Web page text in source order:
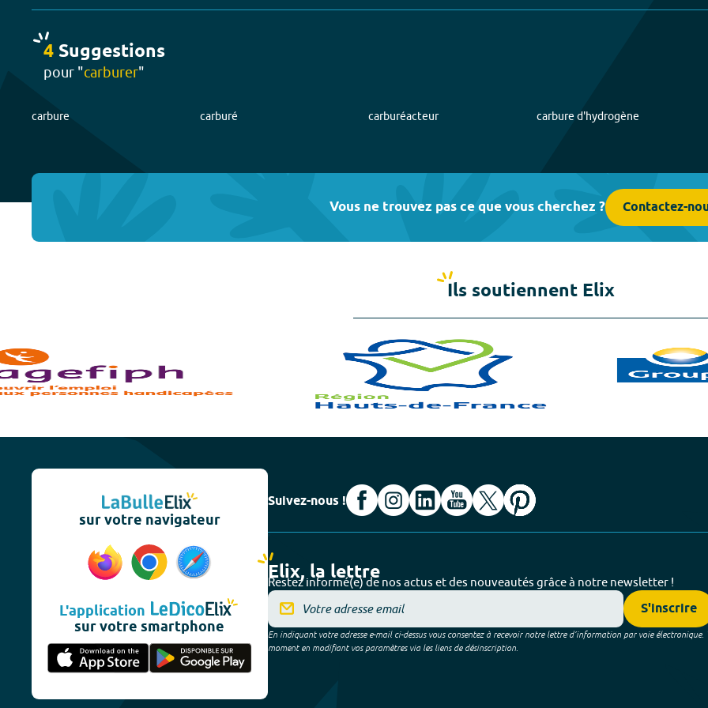
4 Suggestions
pour "carburer"
carbure carburé carburéacteur carbure d'hydrogène
Vous ne trouvez pas ce que vous cherchez ? Contactez-
Ils soutiennent Elix
sur votre navigateur
L'application
sur votre smartphone
Suivez-nous !
Elix, la lettre
Restez informé(e) de nos actus et des nouveautés grâce à notre newsletter !
S'inscrire
En indiquant votre adresse e-mail ci-dessus vous consentez à recevoir notre lettre d’information par voie électronique.
moment en modifiant vos paramètres via les liens de désinscription.